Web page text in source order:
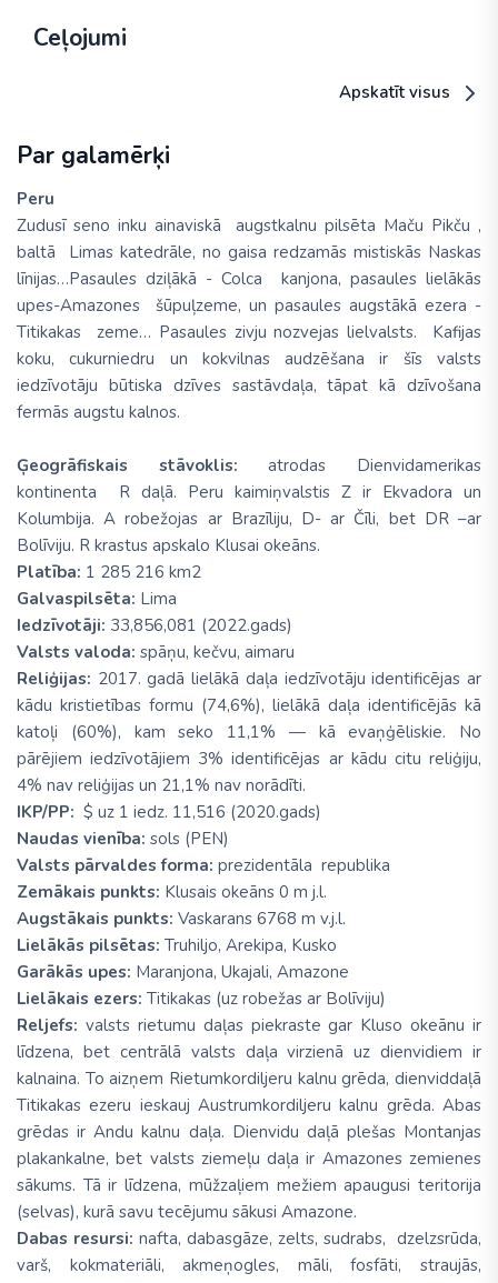
Ceļojumi
Apskatīt visus
Par galamērķi
Peru
Zudusī seno inku ainaviskā augstkalnu pilsēta Maču Pikču ,
baltā Limas katedrāle, no gaisa redzamās mistiskās Naskas
līnijas…Pasaules dziļākā - Colca kanjona, pasaules lielākās
upes-Amazones šūpuļzeme, un pasaules augstākā ezera -
Titikakas zeme… Pasaules zivju nozvejas lielvalsts. Kafijas
koku, cukurniedru un kokvilnas audzēšana ir šīs valsts
iedzīvotāju būtiska dzīves sastāvdaļa, tāpat kā dzīvošana
fermās augstu kalnos.
Ģeogrāfiskais stāvoklis:atrodas Dienvidamerikas
kontinenta R daļā. Peru kaimiņvalstis Z ir Ekvadora un
Kolumbija. A robežojas ar Brazīliju, D- ar Čīli, bet DR –ar
Bolīviju. R krastus apskalo Klusai okeāns.
Platība: 1 285 216 km2
Galvaspilsēta: Lima
Iedzīvotāji: 33,856,081 (2022.gads)
Valsts valoda: spāņu, kečvu, aimaru
Reliģijas: 2017. gadā lielākā daļa iedzīvotāju identificējas ar
kādu kristietības formu (74,6%), lielākā daļa identificējās kā
katoļi (60%), kam seko 11,1% — kā evaņģēliskie. No
pārējiem iedzīvotājiem 3% identificējas ar kādu citu reliģiju,
4% nav reliģijas un 21,1% nav norādīti.
IKP/PP: $ uz 1 iedz. 11,516 (2020.gads)
Naudas vienība: sols (PEN)
Valsts pārvaldes forma: prezidentāla republika
Zemākais punkts: Klusais okeāns 0 m j.l.
Augstākais punkts: Vaskarans 6768 m v.j.l.
Lielākās pilsētas: Truhiljo, Arekipa, Kusko
Garākās upes: Maranjona, Ukajali, Amazone
Lielākais ezers: Titikakas (uz robežas ar Bolīviju)
Reljefs: valsts rietumu daļas piekraste gar Kluso okeānu ir
līdzena, bet centrālā valsts daļa virzienā uz dienvidiem ir
kalnaina. To aizņem Rietumkordiljeru kalnu grēda, dienviddaļā
Titikakas ezeru ieskauj Austrumkordiljeru kalnu grēda. Abas
grēdas ir Andu kalnu daļa. Dienvidu daļā plešas Montanjas
plakankalne, bet valsts ziemeļu daļa ir Amazones zemienes
sākums. Tā ir līdzena, mūžzaļiem mežiem apaugusi teritorija
(selvas), kurā savu tecējumu sākusi Amazone.
Dabas resursi: nafta, dabasgāze, zelts, sudrabs, dzelzsrūda,
varš, kokmateriāli, akmeņogles, māli, fosfāti, straujās,